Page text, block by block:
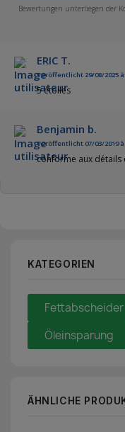
KATEGORIEN
Fettabscheider
Öleinsparung
ÄHNLICHE
Bewertungen unterliegen der
ERIC T.
Veröffentlicht 29/08/2025 à
5 étoiles
Benjamin b.
Veröffentlicht 07/03/2019 à
conforme aux détails